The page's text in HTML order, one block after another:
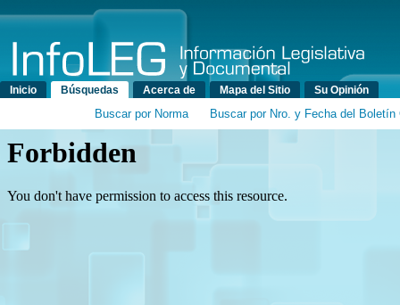
Menú principal
Inicio Búsquedas Acerca de Mapa del Sitio Su Opinión
Buscar por Norma Buscar por Nro. y Fecha del Boletín